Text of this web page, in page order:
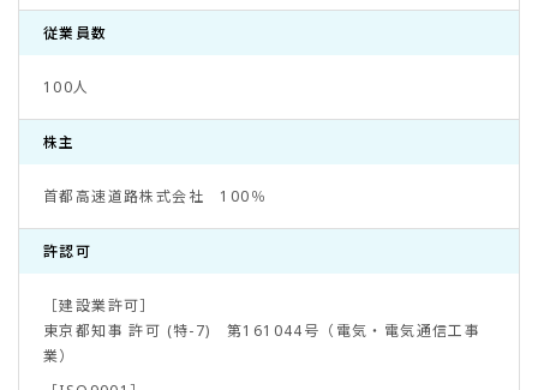
従業員数
100人
株主
首都高速道路株式会社 100％
許認可
［建設業許可］
東京都知事 許可 (特-7) 第161044号（電気・電気通信工事
業）